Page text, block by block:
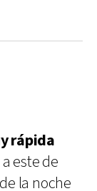
rápida
este de
la noche